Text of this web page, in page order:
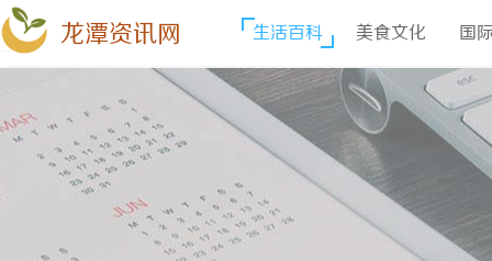
龙潭资讯网 生活百科 美食文化 国